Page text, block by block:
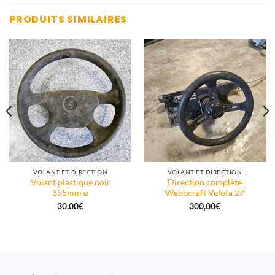
PRODUITS SIMILAIRES
VOLANT ET DIRECTION
Volant plastique noir
335mm ⌀
30,00€
VOLANT ET DIRECTION
Direction complète
Webbcraft Velota 27
300,00€